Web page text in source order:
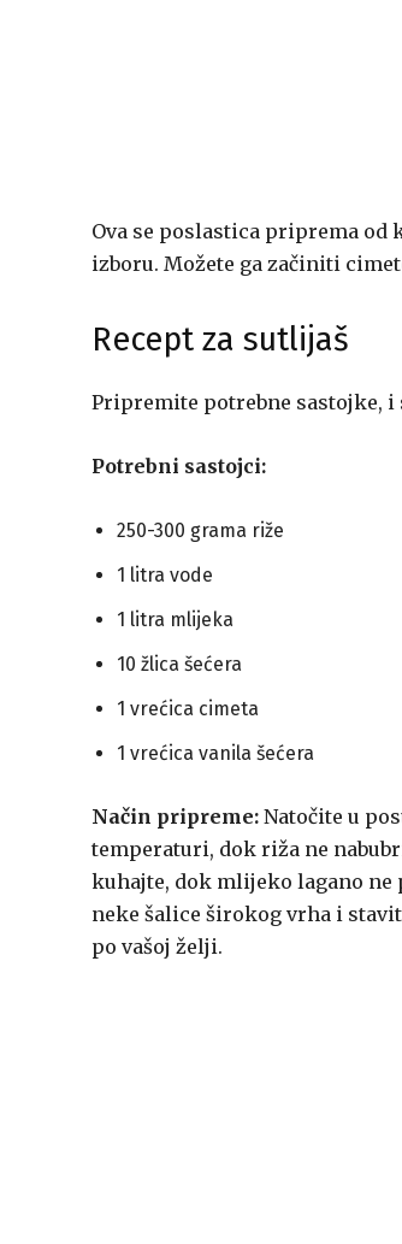
Ova se poslastica priprema od
izboru. Možete ga začiniti
Recept za sutlijaš
Pripremite potrebne sastojke,
Potrebni sastojci:
250-300 grama riže
1 litra vode
1 litra mlijeka
10 žlica šećera
1 vrećica cimeta
1 vrećica vanila šećera
Način pripreme: Natočite u
temperaturi, dok riža ne
kuhajte, dok mlijeko lagano ne
neke šalice širokog vrha i
po vašoj želji.